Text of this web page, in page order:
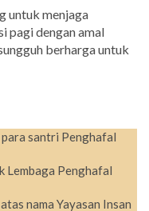
untuk menjaga
pagi dengan amal
berharga untuk
santri Penghafal
Lembaga Penghafal
nama Yayasan Insan